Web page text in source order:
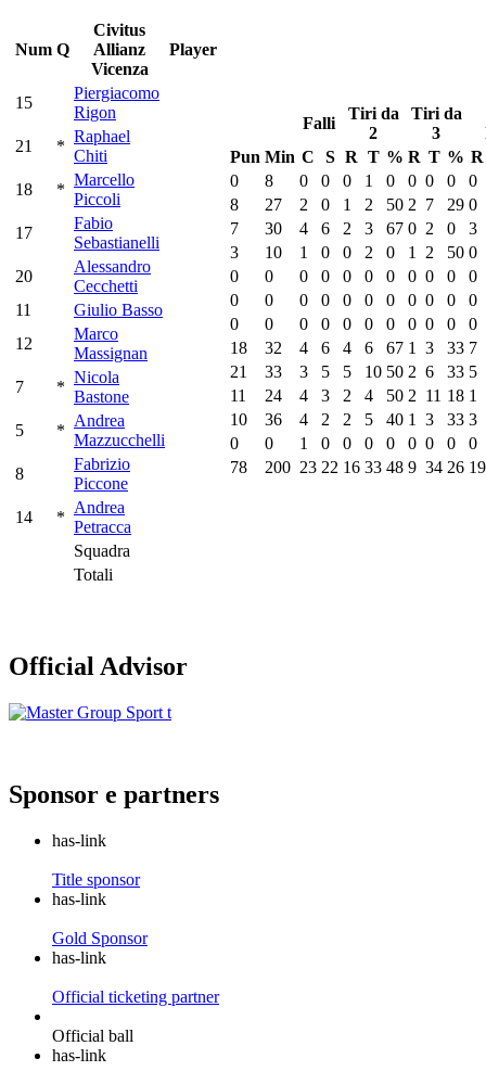
Num Q
Civitus
Allianz
Vicenza
Player
15
Piergiacomo
Rigon
21
*
Raphael
Chiti
18
*
Marcello
Piccoli
17
Fabio
Sebastianelli
20
Alessandro
Cecchetti
11
Giulio Basso
12
Marco
Massignan
7
*
Nicola
Bastone
5
*
Andrea
Mazzucchelli
8
Fabrizio
Piccone
14
*
Andrea
Petracca
Squadra
Totali
Falli
Tiri da
2
Tiri da
3
Pun Min C S R T % R T % R
0
8 0 0 0 1 0 0 0 0
0
8
27 2 0 1 2 50 2 7 29 0
7
30 4 6 2 3 67 0 2 0
3
3
10 1 0 0 2 0 1 2 50 0
0
0 0 0 0 0 0 0 0 0
0
0
0 0 0 0 0 0 0 0 0
0
0
0 0 0 0 0 0 0 0 0
0
18
32 4 6 4 6 67 1 3 33 7
21
33 3 5 5 10 50 2 6 33 5
11
24 4 3 2 4 50 2 11 18 1
10
36 4 2 2 5 40 1 3 33 3
0
0 1 0 0 0 0 0 0 0
0
78
200 23 22 16 33 48 9 34 26 19
Official Advisor
Sponsor e partners
has-link
Title sponsor
has-link
Gold Sponsor
has-link
Official ticketing partner
Official ball
has-link